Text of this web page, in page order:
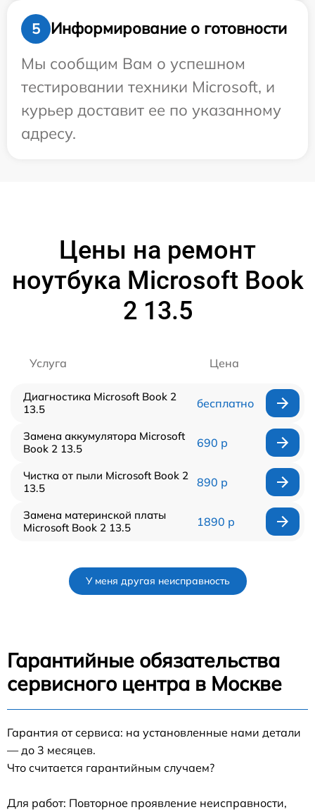
5
Информирование о готовности
Мы сообщим Вам о успешном
тестировании техники Microsoft, и
курьер доставит ее по указанному
адресу.
Цены на ремонт
ноутбука Microsoft Book
2 13.5
Услуга Цена
Диагностика Microsoft Book 2
13.5
бесплатно
Замена аккумулятора Microsoft
Book 2 13.5
690 р
Чистка от пыли Microsoft Book 2
13.5
890 р
Замена материнской платы
Microsoft Book 2 13.5
1890 р
У меня другая неисправность
Гарантийные обязательства
сервисного центра в Москве
Гарантия от сервиса: на установленные нами детали
— до 3 месяцев.
Что считается гарантийным случаем?
Для работ: Повторное проявление неисправности,